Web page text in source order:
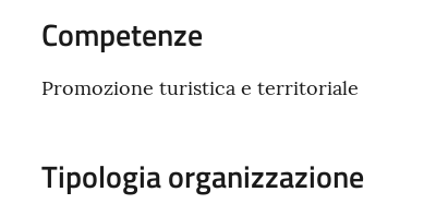
Competenze
Promozione turistica e territoriale
Tipologia organizzazione